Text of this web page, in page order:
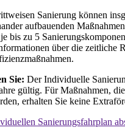
Sanierung können
aufbauenden
bis zu 5
über die zeit­liche
Sie: Der Individuelle
gültig. Für Maßnahmen,
erhalten Sie keine
Sanierungs­fahrplan